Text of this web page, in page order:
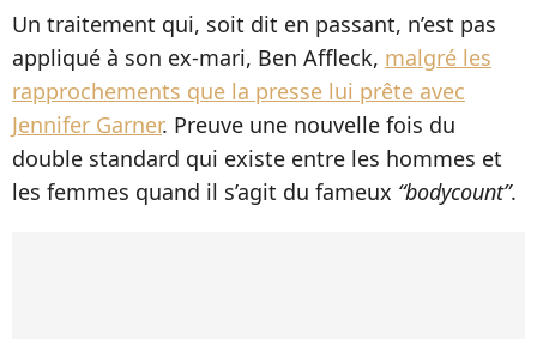
Un traitement qui, soit dit en passant, n’est pas
appliqué à son ex-mari, Ben Affleck, malgré les
rapprochements que la presse lui prête avec
Jennifer Garner. Preuve une nouvelle fois du
double standard qui existe entre les hommes et
les femmes quand il s’agit du fameux “bodycount”.